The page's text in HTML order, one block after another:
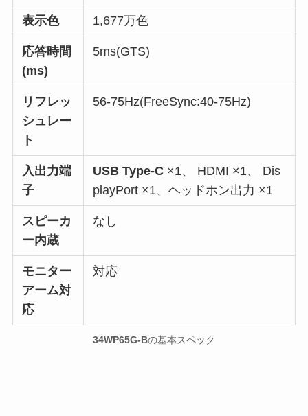
表示色 1,677万色
応答時間
(ms)
5ms(GTS)
リフレッ
シュレー
ト
56-75Hz(FreeSync:40-75Hz)
入出力端
子
USB Type-C ×1、 HDMI ×1、 Dis
playPort ×1、ヘッドホン出力 ×1
スピーカ
ー内蔵
なし
モニター
アーム対
応
対応
34WP65G-Bの基本スペック